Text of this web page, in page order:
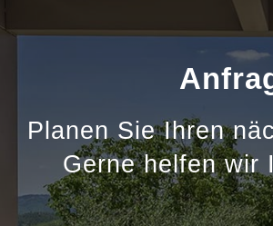
Planen Sie Ihren
Gerne helfen wir